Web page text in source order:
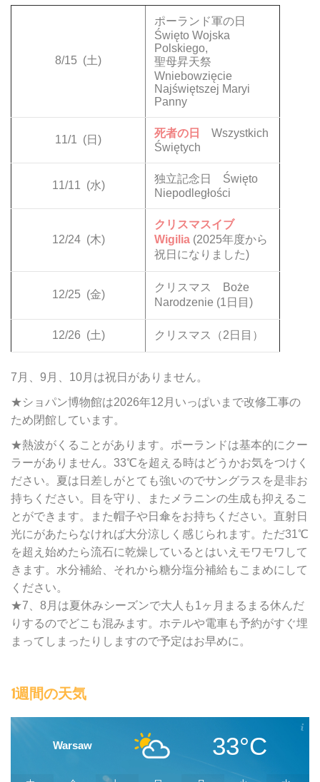
8/15 (土)
ポーランド軍の日
Święto Wojska
Polskiego,
聖母昇天祭
Wniebowzięcie
Najświętszej Maryi
Panny
11/1 (日)
死者の日
Wszystkich
Świętych
11/11 (水)
独立記念日 Święto
Niepodległości
12/24 (木)
クリスマスイブ
Wigilia (2025年度から
祝日になりました)
12/25 (金)
クリスマス Boże
Narodzenie (1日目)
12/26 (土) クリスマス（2日目）
7月、9月、10月は祝日がありません。
★ショパン博物館は2026年12月いっぱいまで改修工事の
ため閉館しています。
★熱波がくることがあります。ポーランドは基本的にクー
ラーがありません。33℃を超える時はどうかお気をつけく
ださい。夏は日差しがとても強いのでサングラスを是非お
持ちください。目を守り、またメラニンの生成も抑えるこ
とができます。また帽子や日傘をお持ちください。直射日
光にがあたらなければ大分涼しく感じられます。ただ31℃
を超え始めたら流石に乾燥しているとはいえモワモワして
きます。水分補給、それから糖分塩分補給もこまめにして
ください。
★7、8月は夏休みシーズンで大人も1ヶ月まるまる休んだ
りするのでどこも混みます。ホテルや電車も予約がすぐ埋
まってしまったりしますので予定はお早めに。
1週間の天気
Warsaw 33°C